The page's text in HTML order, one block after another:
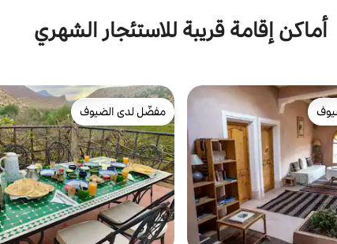
أماكن إقامة قريبة للاستئجار الشهري
مفضّل لدى الضيوف
مفضّل لدى الضيوف